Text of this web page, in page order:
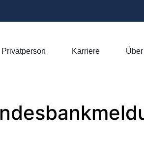
Privatperson Karriere